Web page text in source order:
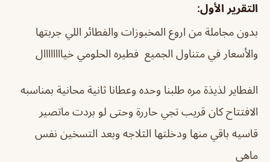
التقرير الأول:
بدون مجاملة من اروع المخبوزات والفطائر اللي جربتها
والأسعار في متناول الجميع فطيره الحلومي خياااااااال
الفطاير لذيذة مره طلبنا وحده وعطانا ثانية محانية بمناسبه
الافتتاح كان قريب تجي حاررة وحتى لو بردت ماتصير
قاسيه باقي منها ودخلتها الثلاجه وبعد التسخين نفس
ماهي